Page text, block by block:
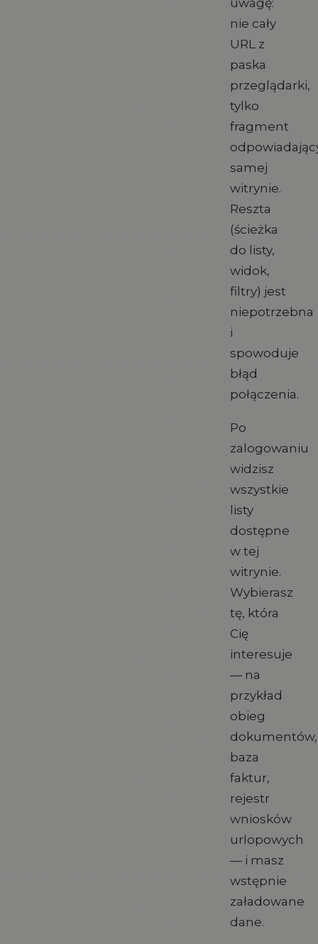
nie cały
URL z
paska
przeglądarki,
tylko
fragment
samej
witrynie.
Reszta
(ścieżka
do listy,
widok,
filtry) jest
niepotrzebna
i
spowoduje
błąd
połączenia.
Po
zalogowaniu
widzisz
wszystkie
listy
dostępne
w tej
witrynie.
Wybierasz
tę, która
Cię
interesuje
— na
przykład
obieg
dokumentów,
baza
faktur,
rejestr
wniosków
urlopowych
— i masz
wstępnie
załadowane
dane.